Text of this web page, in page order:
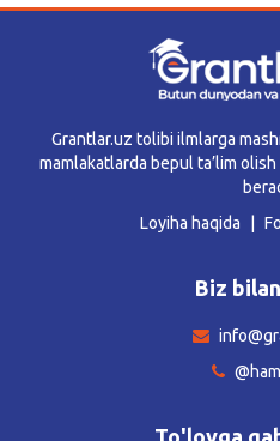
Grantlar.uz tolibi ilmlarga
mamlakatlarda bepul ta’lim
Loyiha haqida
Biz
To'lovga